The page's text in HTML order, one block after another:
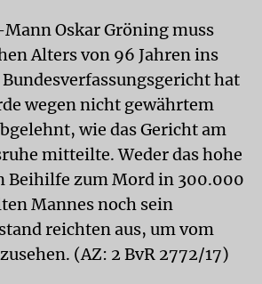
Oskar Gröning muss
Alters von 96 Jahren ins
Bundesverfassungsgericht hat
wegen nicht gewährtem
wie das Gericht am
mitteilte. Weder das hohe
Beihilfe zum Mord in 300.000
Mannes noch sein
reichten aus, um vom
(AZ: 2 BvR 2772/17)